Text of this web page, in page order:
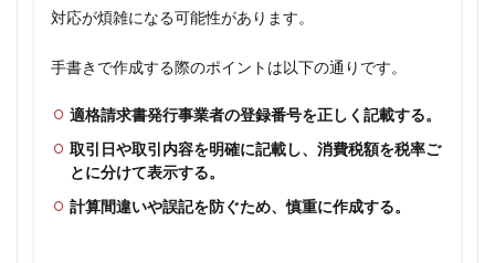
対応が煩雑になる可能性があります。
手書きで作成する際のポイントは以下の通りです。
適格請求書発行事業者の登録番号を正しく記載する。
取引日や取引内容を明確に記載し、消費税額を税率ご
とに分けて表示する。
計算間違いや誤記を防ぐため、慎重に作成する。